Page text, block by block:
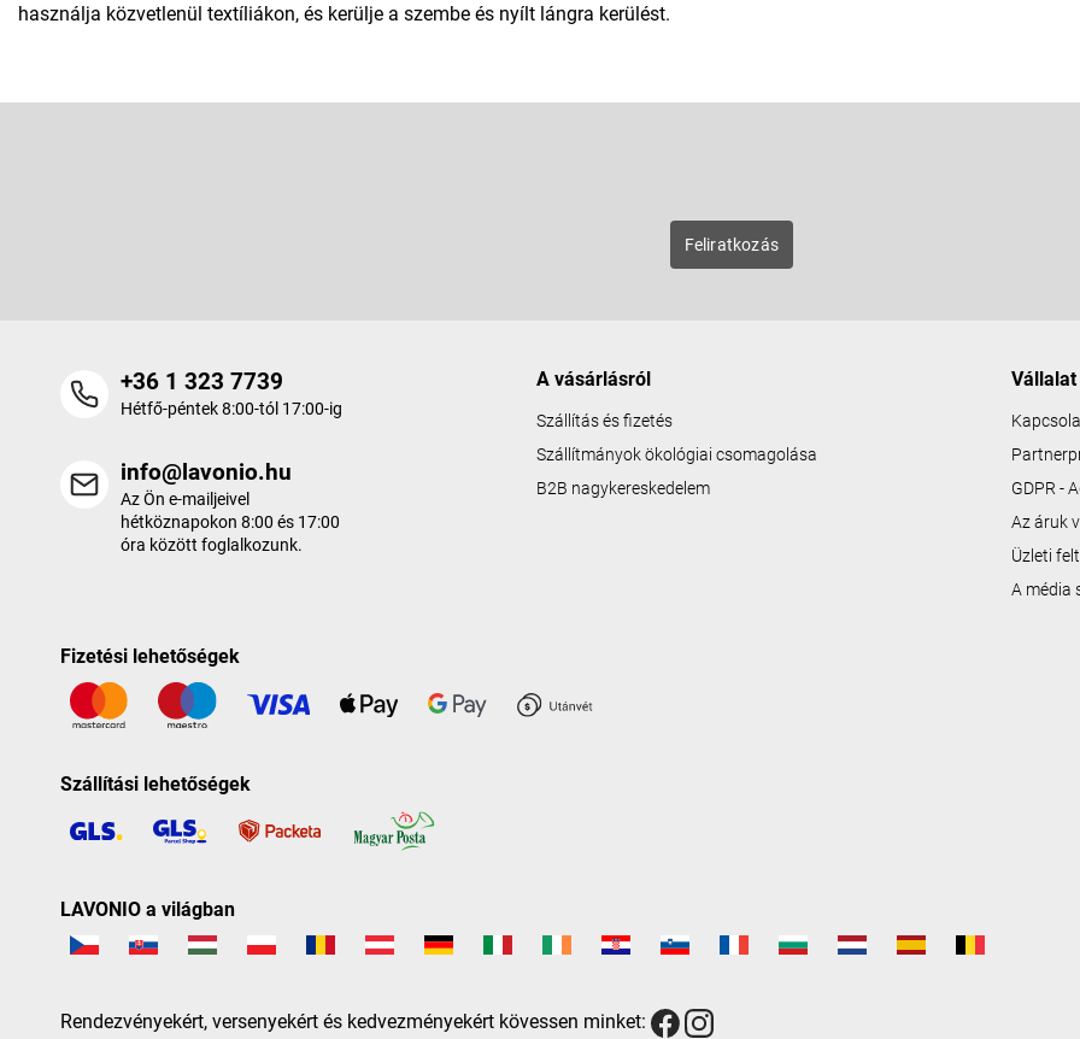
használja közvetlenül textíliákon, és kerülje a szembe és nyílt lángra kerülést.
Feliratkozás
+36 1 323 7739
Hétfő-péntek 8:00-tól 17:00-ig
info@lavonio.hu
Az Ön e-mailjeivel
hétköznapokon 8:00 és 17:00
óra között foglalkozunk.
A vásárlásról
Szállítás és fizetés
Szállítmányok ökológiai csomagolása
B2B nagykereskedelem
Vállalat
GDPR -
Az áruk
Üzleti
A média
Fizetési lehetőségek
Szállítási lehetőségek
LAVONIO a világban
Rendezvényekért, versenyekért és kedvezményekért kövessen minket: